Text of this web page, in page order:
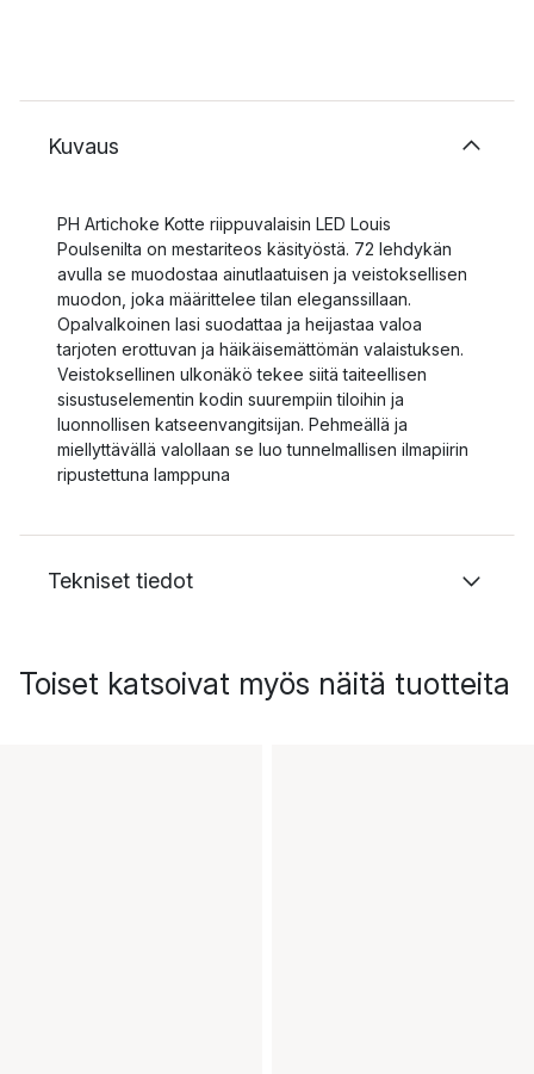
Kuvaus
PH Artichoke Kotte riippuvalaisin LED Louis
Poulsenilta on mestariteos käsityöstä. 72 lehdykän
avulla se muodostaa ainutlaatuisen ja veistoksellisen
muodon, joka määrittelee tilan eleganssillaan.
Opalvalkoinen lasi suodattaa ja heijastaa valoa
tarjoten erottuvan ja häikäisemättömän valaistuksen.
Veistoksellinen ulkonäkö tekee siitä taiteellisen
sisustuselementin kodin suurempiin tiloihin ja
luonnollisen katseenvangitsijan. Pehmeällä ja
miellyttävällä valollaan se luo tunnelmallisen ilmapiirin
ripustettuna lamppuna
Tekniset tiedot
Toiset katsoivat myös näitä tuotteita